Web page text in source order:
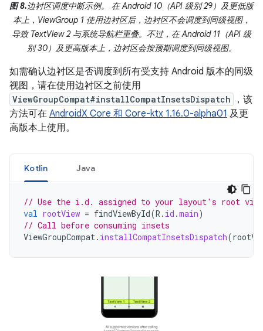
图 8.边衬区调度中断示例。 在 Android 10（API 级别 29）及更低版
本上，ViewGroup 1 使用边衬区后，边衬区不会调度到同级视图，
导致 TextView 2 与系统导航栏重叠。不过，在 Android 11（API 级
别 30）及更高版本上，边衬区会按预期调度到同级视图。
如需确认边衬区是否调度到所有受支持 Android 版本的同级
视图，请在使用边衬区之前使用
ViewGroupCompat#installCompatInsetsDispatch
，该
方法可在 AndroidX Core 和 Core-ktx 1.16.0-alpha01 及更
高版本上使用。
Kotlin Java
// Use the i.d. assigned to your layout's root
val rootView = findViewById(R . id .main)
// Call before consuming insets
ViewGroupCompat. installCompatInsetsDispatch(